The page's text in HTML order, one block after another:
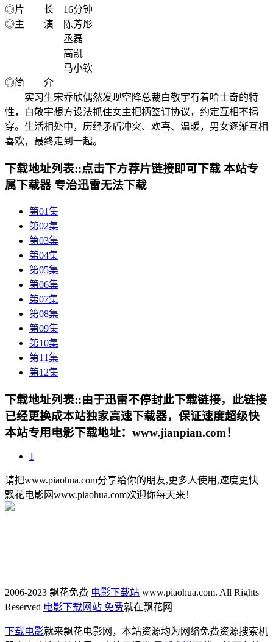
◎片 长 16分钟
◎主 演 陈芳彤
丞磊
高凯
马小钦
◎简 介
实习生宋乔欣偶然发现空降总裁白敬宇有着哈士奇的特
性，白敬宇想方设法抓住女主把柄签订协议，约定互相不揭
穿。生活相处中，历经矛盾冲突、欢喜、温暖，男女逐渐互相
喜欢，最终走到一起。
下载地址列表::点击下方荐片链接即可下载 本站专
属下载器 专治迅雷无法下载
第01集
第02集
第03集
第04集
第05集
第06集
第07集
第08集
第09集
第10集
第11集
第12集
下载地址列表::由于迅雷不停封此下载链接，此链接
已经更换成本站独家高速下载器，保证速度超级快
本站专用电影下载地址：www.jianpian.com！
1
请把www.piaohua.com分享给你的朋友,更多人使用,速度更快
飘花电影网www.piaohua.com欢迎你每天来！
2006-2023 飘花免费 电影下载站 www.piaohua.com. All Rights
Reserved 电影下载网站 免费就在飘花网
下载电影就来飘花电影网，本站资源均为网络免费资源搜索机